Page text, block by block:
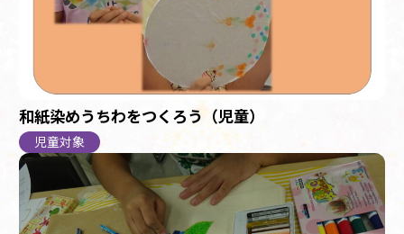
和紙染めうちわをつくろう（児童）
児童対象